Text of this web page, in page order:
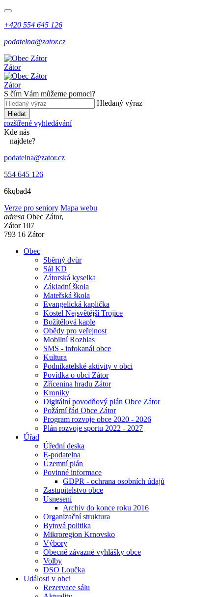
+420 554 645 126
podatelna@zator.cz
Zátor
Zátor
S čím Vám můžeme pomoci?
Hledaný výraz
Hledat
rozšířené vyhledávání
Kde nás
najdete?
podatelna@zator.cz
554 645 126
6kqbad4
Verze pro seniory Mapa webu
adresa Obec Zátor,
Zátor 107
793 16 Zátor
Obec
Sběrný dvůr
Sál KD
Zátorská kyselka
Základní škola
Mateřská škola
Evangelická kaplička
Kostel Nejsvětější Trojice
Božítělová kaple
Obědy pro veřejnost
Mobilní Rozhlas
SMS - infokanál obce
Kultura
Podnikatelské aktivity v obci
Povídka o obci Zátor
Zřícenina hradu Zátor
Kroniky
Digitální povodňový plán Obce Zátor
Požární řád Obce Zátor
Program rozvoje obce 2020 - 2026
Plán rozvoje sportu 2022 - 2027
Úřad
Úřední deska
E-podatelna
Územní plán
Povinné informace
GDPR - ochrana osobních údajů
Zastupitelstvo obce
Usnesení
Archiv do konce roku 2016
Organizační struktura
Bytová politika
Mikroregion Krnovsko
Výbory
Obecně závazné vyhlášky obce
Volby
DSO Loučka
Události v obci
Rezervace sálu